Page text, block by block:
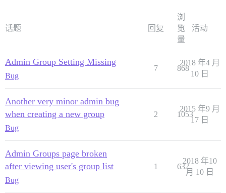
话题 回复
浏
览
量
活动
Admin Group Setting Missing
Bug
7 868
2018 年4 月
10 日
Another very minor admin bug
when creating a new group
Bug
2 1053
2015 年9 月
17 日
Admin Groups page broken
after viewing user's group list
Bug
1 632
2018 年10
月 10 日